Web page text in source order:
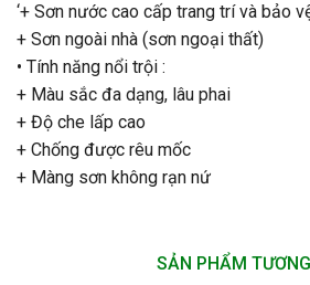
‘+ Sơn nước cao cấp trang trí và bảo
+ Sơn ngoài nhà (sơn ngoại thất)
• Tính năng nổi trội :
+ Màu sắc đa dạng, lâu phai
+ Độ che lấp cao
+ Chống được rêu mốc
+ Màng sơn không rạn nứ
SẢN PHẨM